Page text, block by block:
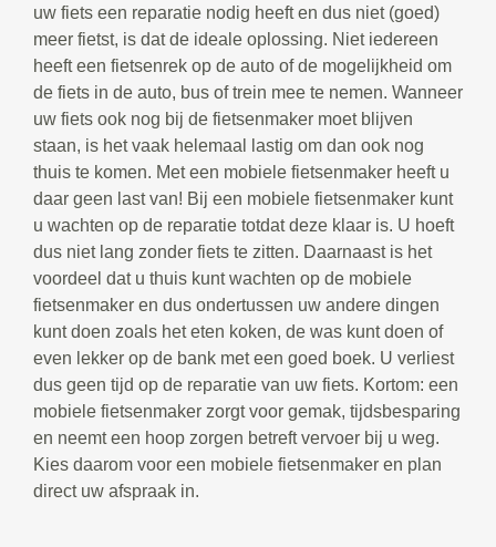
uw fiets een reparatie nodig heeft en dus niet (goed)
meer fietst, is dat de ideale oplossing. Niet iedereen
heeft een fietsenrek op de auto of de mogelijkheid om
de fiets in de auto, bus of trein mee te nemen. Wanneer
uw fiets ook nog bij de fietsenmaker moet blijven
staan, is het vaak helemaal lastig om dan ook nog
thuis te komen. Met een mobiele fietsenmaker heeft u
daar geen last van! Bij een mobiele fietsenmaker kunt
u wachten op de reparatie totdat deze klaar is. U hoeft
dus niet lang zonder fiets te zitten. Daarnaast is het
voordeel dat u thuis kunt wachten op de mobiele
fietsenmaker en dus ondertussen uw andere dingen
kunt doen zoals het eten koken, de was kunt doen of
even lekker op de bank met een goed boek. U verliest
dus geen tijd op de reparatie van uw fiets. Kortom: een
mobiele fietsenmaker zorgt voor gemak, tijdsbesparing
en neemt een hoop zorgen betreft vervoer bij u weg.
Kies daarom voor een mobiele fietsenmaker en plan
direct uw afspraak in.